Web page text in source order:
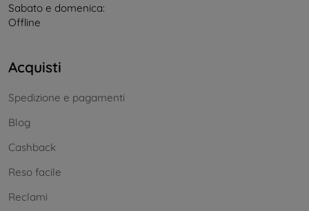
Sabato e domenica:
Offline
Acquisti
Spedizione e pagamenti
Blog
Cashback
Reso facile
Reclami